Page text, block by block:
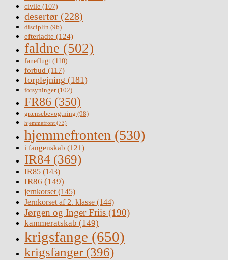
civile (107)
desertør (228)
disciplin (96)
efterladte (124)
faldne (502)
faneflugt (110)
forbud (117)
forplejning (181)
forsyninger(102)
FR86 (350)
grænsebevogtning (98)
hjemmefront (73)
hjemmefronten (530)
i fangenskab (121)
IR84 (369)
IR85 (143)
IR86 (149)
jernkorset(145)
Jernkorset af 2. klasse (144)
Jørgen og Inger Friis (190)
kammeratskab (149)
krigsfange (650)
krigsfanger (396)